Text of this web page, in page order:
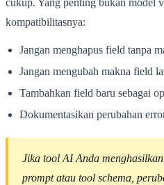
cukup. Yang penting bukan model
kompatibilitasnya:
Jangan menghapus field tanpa
Jangan mengubah makna field
Tambahkan field baru sebagai
Dokumentasikan perubahan
Jika tool AI Anda
prompt atau tool schema,